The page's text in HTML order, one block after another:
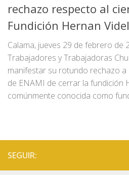
rechazo respecto al
Fundición Hernan
Calama, jueves 29 de febrero de
Trabajadores y Trabajadoras
manifestar su rotundo rechazo
de ENAMI de cerrar la fundición
comúnmente conocida como
SEGUIR: